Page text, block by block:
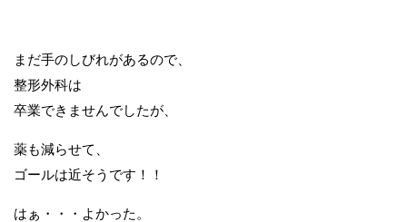
まだ手のしびれがあるので、
整形外科は
卒業できませんでしたが、
薬も減らせて、
ゴールは近そうです！！
はぁ・・・よかった。